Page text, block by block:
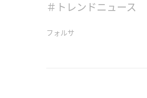
＃トレンドニュース
フォルサ